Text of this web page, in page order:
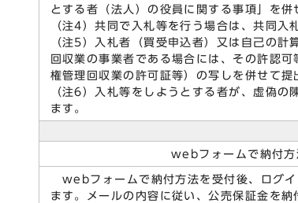
とする者（法人）の役員に関する事項」を併
（注4）共同で入札等を行う場合は、共同入
（注5）入札者（買受申込者）又は自己の
回収業の事業者である場合には、その許認
権管理回収業の許可証等）の写しを併せて提
（注6）入札等をしようとする者が、虚偽
ます。
webフォームで納付方
webフォームで納付方法を受付後、ログイ
ます。メールの内容に従い、公売保証金を